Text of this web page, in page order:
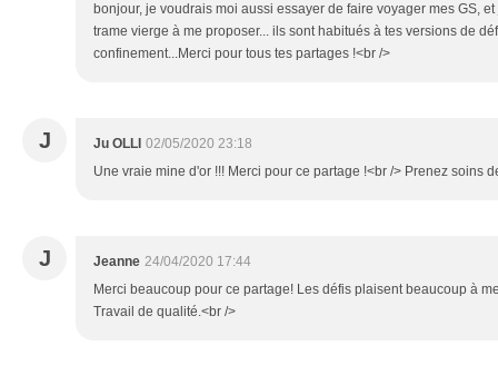
bonjour, je voudrais moi aussi essayer de faire voyager mes GS,
trame vierge à me proposer... ils sont habitués à tes versions de
confinement...Merci pour tous tes partages !<br />
J Ju OLLI 02/05/2020 23:18
Une vraie mine d'or !!! Merci pour ce partage !<br /> Prenez soins
J Jeanne 24/04/2020 17:44
Merci beaucoup pour ce partage! Les défis plaisent beaucoup à
Travail de qualité.<br />